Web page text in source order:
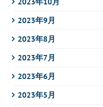
2023年9月
2023年8月
2023年7月
2023年6月
2023年5月